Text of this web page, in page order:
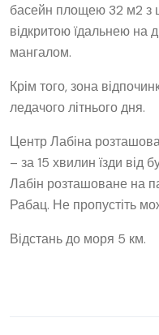
басейн площею 32 м2 з
відкритою їдальнею на
мангалом.
Крім того, зона
ледачого літнього дня.
Центр Лабіна
– за 15 хвилин їзди від
Лабін розташоване на
Рабац. Не пропустіть
Відстань до моря 5 км.